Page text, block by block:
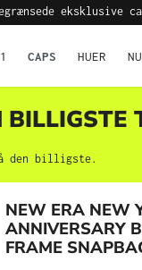
eksklusive
CAPS HUER
den billigste.
NEW ERA NEW
ANNIVERSARY
FRAME